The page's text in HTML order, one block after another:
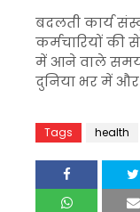
बदलती कार्य
कर्मचारियों की
में आने वाले
दुनिया भर में और
Tags health